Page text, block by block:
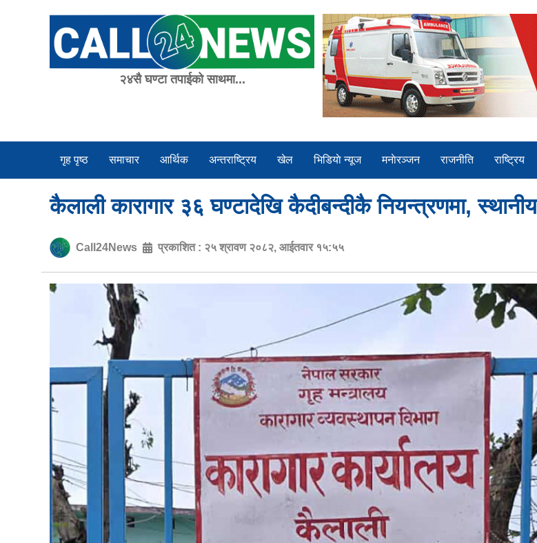
२४सै घण्टा तपाईको साथमा...
गृह पृष्ठ समाचार आर्थिक अन्तराष्ट्रिय खेल भिडियाे न्यूज मनाेरञ्जन राजनीति राष्ट्रिय
कैलाली कारागार ३६ घण्टादेखि कैदीबन्दीकै नियन्त्रणमा,
Call24News प्रकाशित : २५ श्रावण २०८२, आईतवार १५:५५